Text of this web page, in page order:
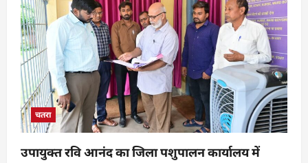
चतरा
उपायुक्त रवि आनंद का जिला पशुपालन कार्यालय में